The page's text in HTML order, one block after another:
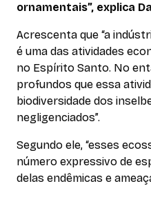
ornamentais”, explica
Acrescenta que “a
é uma das atividades
no Espírito Santo. No
profundos que essa
biodiversidade dos
negligenciados”.
Segundo ele, “esses
número expressivo de
delas endêmicas e